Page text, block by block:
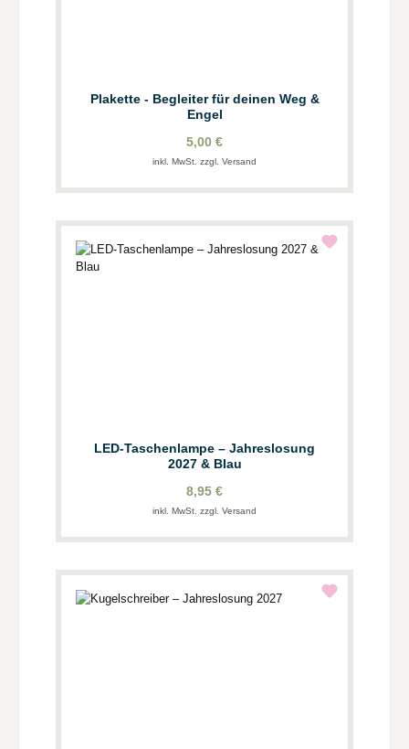
Plakette - Begleiter für deinen Weg &
Engel
5,00 €
inkl. MwSt. zzgl. Versand
LED-Taschenlampe – Jahreslosung
2027 & Blau
8,95 €
inkl. MwSt. zzgl. Versand